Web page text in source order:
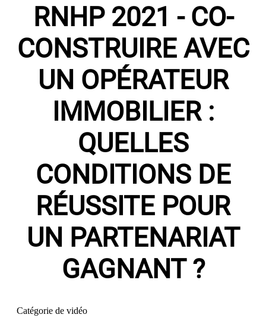
RNHP 2021 - CO-
CONSTRUIRE AVEC
UN OPÉRATEUR
IMMOBILIER :
QUELLES
CONDITIONS DE
RÉUSSITE POUR
UN PARTENARIAT
GAGNANT ?
Catégorie de vidéo